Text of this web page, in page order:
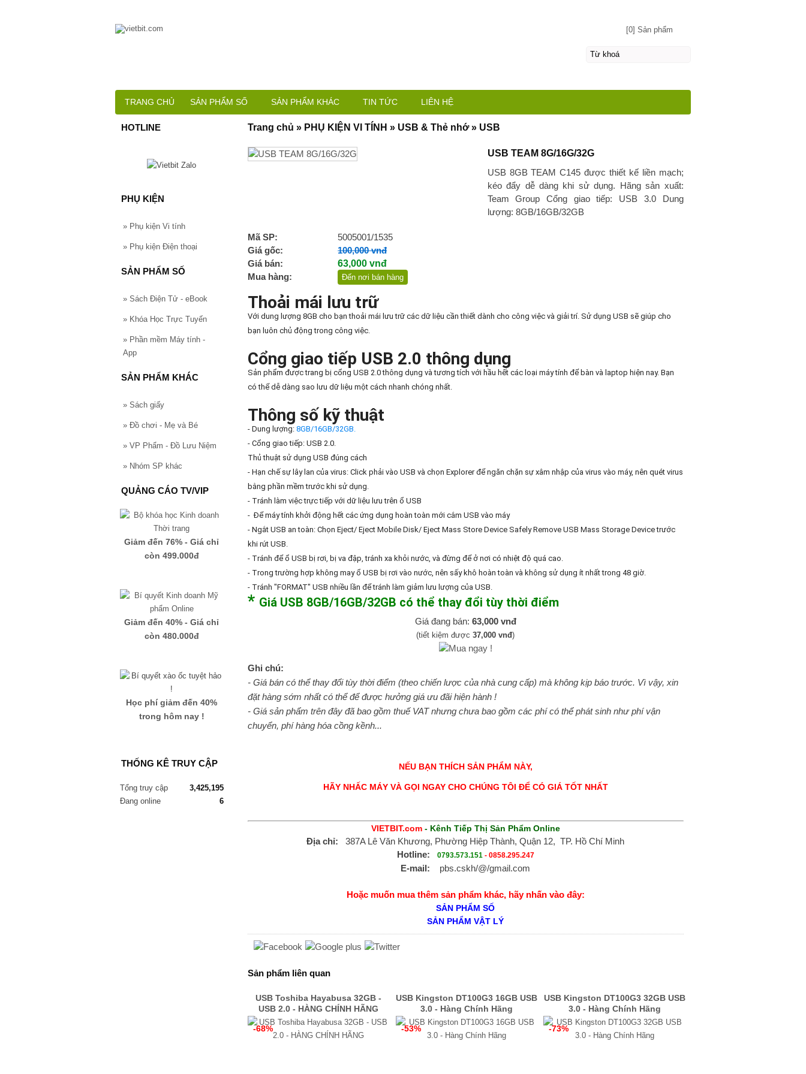
USB TEAM 8G/16G/32G
USB 8GB TEAM C145 được thiết kế liền mạch;
kéo đẩy dễ dàng khi sử dụng. Hãng sản xuất:
Team Group Cổng giao tiếp: USB 3.0 Dung
lượng: 8GB/16GB/32GB
Mã SP:
5005001/1535
Giá gốc:
100,000 vnđ
Giá bán:
63,000 vnđ
Mua hàng:
Đến nơi bán hàng
Thoải mái lưu trữ
Với dung lượng 8GB cho bạn thoải mái lưu trữ các dữ liệu cần thiết dành cho công việc và giải trí. Sử dụng USB sẽ giúp cho
bạn luôn chủ động trong công việc.
Cổng giao tiếp USB 2.0 thông dụng
Sản phẩm được trang bị cổng USB 2.0 thông dụng và tương tích với hầu hết các loại máy tính để bàn và laptop hiện nay. Bạn
có thể dễ dàng sao lưu dữ liệu một cách nhanh chóng nhất.
Thông số kỹ thuật
- Dung lượng:8GB/16GB/32GB.
- Cổng giao tiếp: USB 2.0.
Thủ thuật sử dụng USB đúng cách
- Hạn chế sự lây lan của virus: Click phải vào USB và chọn Explorer để ngăn chặn sự xâm nhập của virus vào máy, nên quét virus
bằng phần mềm trước khi sử dụng.
- Tránh làm việc trực tiếp với dữ liệu lưu trên ổ USB
- Để máy tính khởi động hết các ứng dụng hoàn toàn mới cắm USB vào máy
- Ngắt USB an toàn: Chọn Eject/ Eject Mobile Disk/ Eject Mass Store Device Safely Remove USB Mass Storage Device trước
khi rút USB.
- Tránh để ổ USB bị rơi, bị va đập, tránh xa khỏi nước, và đừng để ở nơi có nhiệt độ quá cao.
- Trong trường hợp không may ổ USB bị rơi vào nước, nên sấy khô hoàn toàn và không sử dụng ít nhất trong 48 giờ.
- Tránh "FORMAT" USB nhiều lần để tránh làm giảm lưu lượng của USB.
* Giá USB 8GB/16GB/32GB có thể thay đổi tùy thời điểm
Giá đang bán: 63,000 vnđ
(tiết kiệm được37,000 vnđ)
Ghi chú:
- Giá bán có thể thay đổi tùy thời điểm (theo chiến lược của nhà cung cấp) mà không kịp báo trước. Vì vậy, xin
đặt hàng sớm nhất có thể để được hưởng giá ưu đãi hiện hành !
- Giá sản phẩm trên đây đã bao gồm thuế VAT nhưng chưa bao gồm các phí có thể phát sinh như phí vận
chuyển, phí hàng hóa cồng kềnh...
NẾU BẠN THÍCH SẢN PHẨM NÀY,
HÃY NHẤC MÁY VÀ GỌI NGAY CHO CHÚNG TÔI ĐỂ CÓ GIÁ TỐT NHẤT
VIETBIT.com- Kênh Tiếp Thị Sản Phẩm Online
Địa chỉ: 387A Lê Văn Khương, Phường Hiệp Thành, Quận 12, TP. Hồ Chí Minh
Hotline:
0793.573.151- 0858.295.247
E-mail: pbs.cskh/@/gmail.com
Hoặc muốn mua thêm sản phẩm khác, hãy nhấn vào đây:
SẢN PHẨM SỐ
SẢN PHẨM VẬT LÝ
Sản phẩm liên quan
USB Toshiba Hayabusa 32GB -
USB 2.0 - HÀNG CHÍNH HÃNG
-68%
USB Kingston DT100G3 16GB USB
3.0 - Hàng Chính Hãng
-53%
USB Kingston DT100G3 32GB USB
3.0 - Hàng Chính Hãng
-73%
Trang chủ » PHỤ KIỆN VI TÍNH » USB & Thẻ nhớ » USB
HOTLINE
PHỤ KIỆN
» Phụ kiện Vi tính
» Phụ kiện Điện thoại
SẢN PHẨM SỐ
» Sách Điện Tử - eBook
» Khóa Học Trực Tuyến
» Phần mềm Máy tính -
App
SẢN PHẨM KHÁC
» Sách giấy
» Đồ chơi - Mẹ và Bé
» VP Phẩm - Đồ Lưu Niệm
» Nhóm SP khác
QUẢNG CÁO TV/VIP
Giảm đến 76% - Giá chỉ
còn 499.000đ
Giảm đến 40% - Giá chỉ
còn 480.000đ
Học phí giảm đến 40%
trong hôm nay !
THỐNG KÊ TRUY CẬP
Tổng truy cập
3,425,195
Đang online
6
[0] Sản phẩm
TRANG CHỦ SẢN PHẨM SỐ SẢN PHẨM KHÁC TIN TỨC LIÊN HỆ